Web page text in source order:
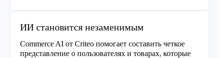
ИИ становится незаменимым
Commerce AI от Criteo помогает составить четкое
представление о пользователях и товарах, которые